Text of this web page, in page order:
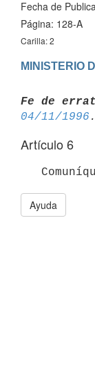
Fecha de
Página: 128-A
Carilla: 2
Fe de
04/11/1996
Artículo 6
Ayuda